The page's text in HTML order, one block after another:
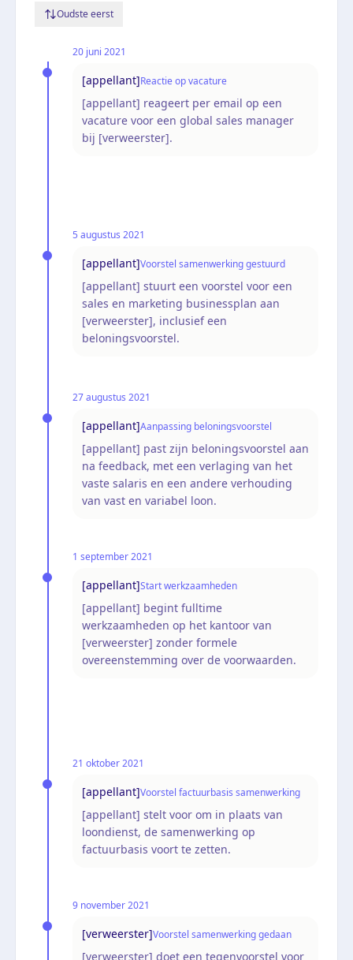
Oudste eerst
20 juni 2021
[appellant]Reactie op vacature
[appellant] reageert per email op een
vacature voor een global sales manager
bij [verweerster].
5 augustus 2021
[appellant]Voorstel samenwerking gestuurd
[appellant] stuurt een voorstel voor een
sales en marketing businessplan aan
[verweerster], inclusief een
beloningsvoorstel.
27 augustus 2021
[appellant]Aanpassing beloningsvoorstel
[appellant] past zijn beloningsvoorstel aan
na feedback, met een verlaging van het
vaste salaris en een andere verhouding
van vast en variabel loon.
1 september 2021
[appellant]Start werkzaamheden
[appellant] begint fulltime
werkzaamheden op het kantoor van
[verweerster] zonder formele
overeenstemming over de voorwaarden.
21 oktober 2021
[appellant]Voorstel factuurbasis samenwerking
[appellant] stelt voor om in plaats van
loondienst, de samenwerking op
factuurbasis voort te zetten.
9 november 2021
[verweerster]Voorstel samenwerking gedaan
[verweerster] doet een tegenvoorstel voor